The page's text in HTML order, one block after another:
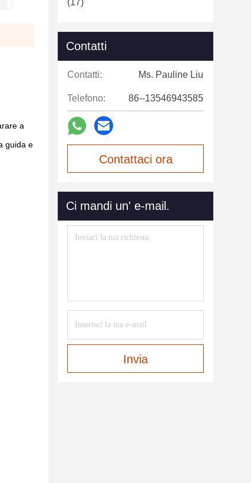
a
guida e
(17)
Contatti
Contatti: Ms. Pauline Liu
Telefono: 86--13546943585
Contattaci ora
Ci mandi un' e-mail.
Invia